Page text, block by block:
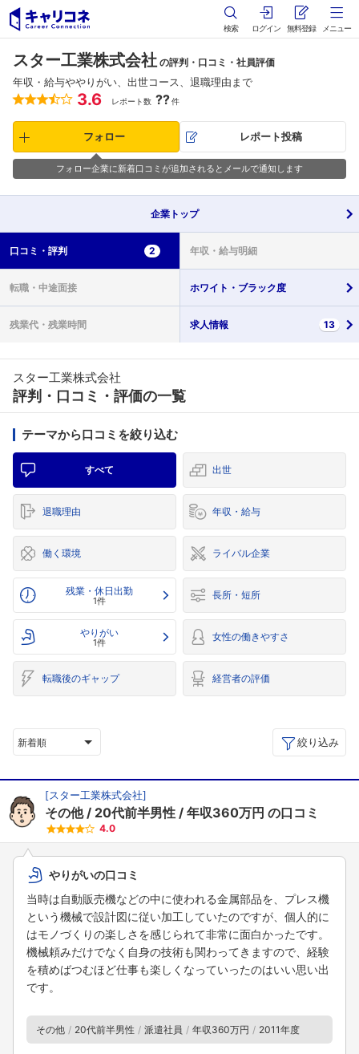
検索 ログイン 無料登録 メニュー
スター工業株式会社 の評判・口コミ・社員評価
年収・給与ややりがい、出世コース、退職理由まで
3.6 レポート数 ??件
フォロー レポート投稿
フォロー企業に新着口コミが追加されるとメールで通知します
企業 トップ
口コミ・ 評判 2 年収・ 給与明細
転職・ 中途面接 ホワイト・ ブラック度
残業代・ 残業時間 求人情報 13
スター工業株式会社
評判・口コミ・評価の一覧
テーマから口コミを絞り込む
すべて 出世
退職理由 年収・給与
働く環境 ライバル企業
残業・休日出勤
1件 長所・短所
やりがい
1件 女性の働きやすさ
転職後のギャップ 経営者の評価
新着順 絞り込み
[スター工業株式会社]
その他 20代前半男性 年収360万円 の口コミ
4.0
やりがいの口コミ
当時は自動販売機などの中に使われる金属部品を、プレス機
という機械で設計図に従い加工していたのですが、個人的に
はモノづくりの楽しさを感じられて非常に面白かったです。
機械頼みだけでなく自身の技術も関わってきますので、経験
を積めばつむほど仕事も楽しくなっていったのはいい思い出
です。
その他 20代前半男性 派遣社員 年収360万円 2011年度